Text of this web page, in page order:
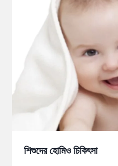
শিশুদের হোমিও চিকিৎসা